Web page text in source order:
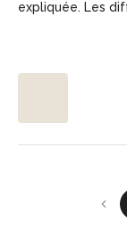
expliquée. Les
de voir sa pièce
recommande